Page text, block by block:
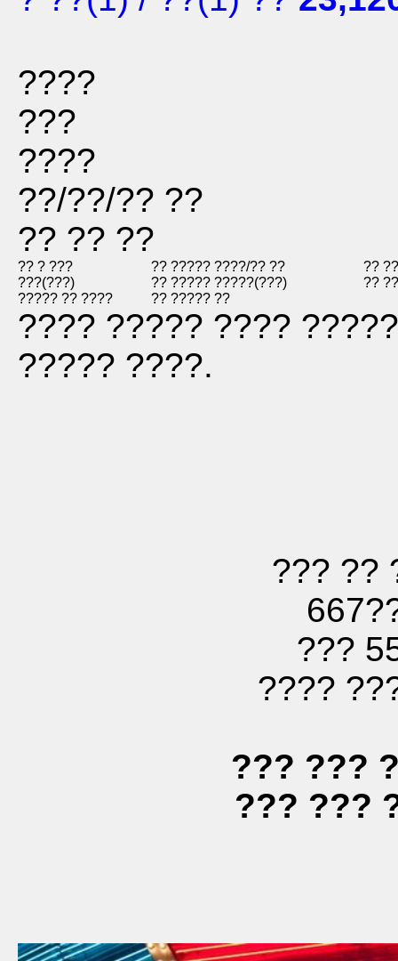
????
???
????
??/??/?? ??
?? ?? ??
?? ? ??? ?? ????? ????/?? ??
??
???(???)
?? ????? ?????(???)
??
????? ?? ????
?? ????? ??
???? ????? ????
????? ????.
??? ??
???
????
??? ???
??? ???